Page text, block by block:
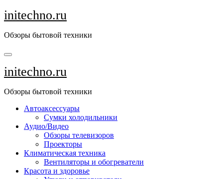
Перейти
к
initechno.ru
Обзоры бытовой техники
initechno.ru
Обзоры бытовой техники
Автоаксессуары
Сумки холодильники
Аудио/Видео
Обзоры телевизоров
Проекторы
Климатическая техника
Вентиляторы и обогреватели
Красота и здоровье